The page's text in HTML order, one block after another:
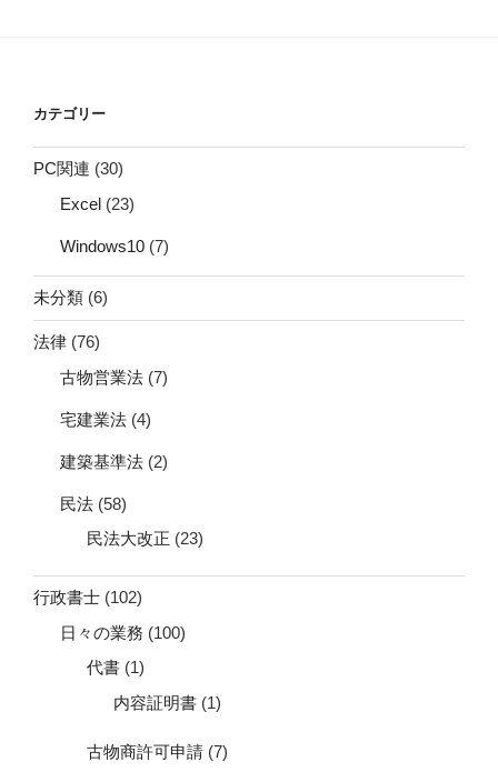
カテゴリー
PC関連 (30)
Excel (23)
Windows10 (7)
未分類 (6)
法律 (76)
古物営業法 (7)
宅建業法 (4)
建築基準法 (2)
民法 (58)
民法大改正 (23)
行政書士 (102)
日々の業務 (100)
代書 (1)
内容証明書 (1)
古物商許可申請 (7)